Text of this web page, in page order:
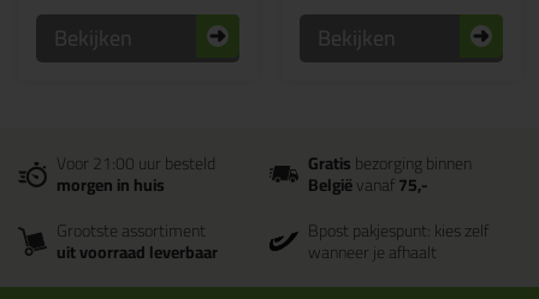
Bekijken Bekijken
Voor 21:00 uur besteld
morgen in huis
Gratisbezorging binnen
Belgiëvanaf75,-
Grootste assortiment
uit voorraad leverbaar
Bpost pakjespunt: kies zelf
wanneer je afhaalt